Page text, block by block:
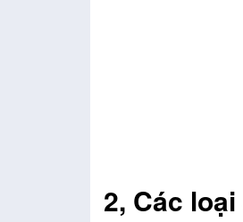
2, Các loại